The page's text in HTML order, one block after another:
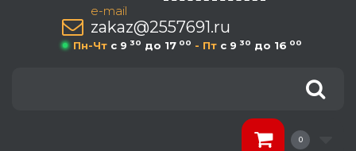
e-mail
zakaz@2557691.ru
Пн-Чт c 9 30 до 17 00 - Пт c 9 30 до 16 00
0